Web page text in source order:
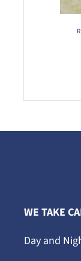
WE TAKE
Day and